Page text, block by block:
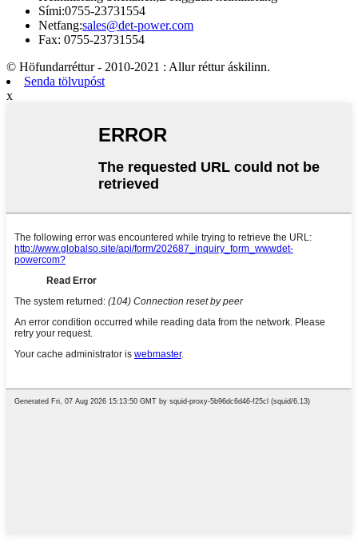
Sími:0755-23731554
Netfang:sales@det-power.com
Fax: 0755-23731554
© Höfundarréttur - 2010-2021 : Allur réttur áskilinn.
Senda tölvupóst
x